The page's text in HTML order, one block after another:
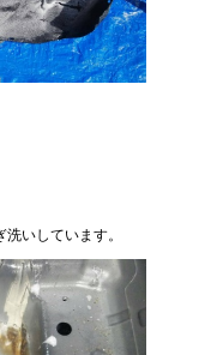
いしています。